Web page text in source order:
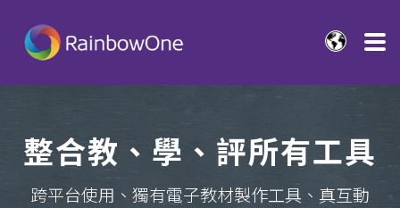
整合教、學、評所有工具
跨平台使用、獨有電子教材製作工具、真互動